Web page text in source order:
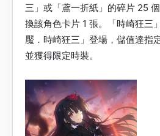
三」或「鳶一折紙」的碎片 25
換該角色卡片 1 張。「時崎狂三
魘．時崎狂三」登場，儲值達指
並獲得限定時裝。